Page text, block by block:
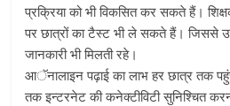
प्रक्रिया को भी विकसित कर सकते हैं।
पर छात्रों का टैस्ट भी ले सकते हैं। जिससे
जानकारी भी मिलती रहे।
आॅनालाइन पढ़ाई का लाभ हर छात्र तक
तक इन्टरनेट की कनेक्टीविटी सुनिश्चित